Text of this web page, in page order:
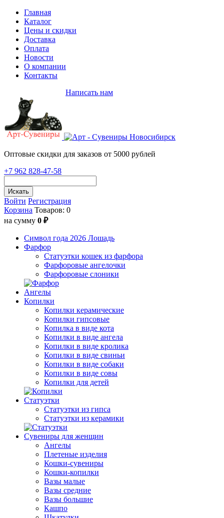
Главная
Каталог
Цены и скидки
Доставка
Оплата
Новости
О компании
Контакты
Написать нам
Оптовые скидки для заказов от 5000 рублей
+7 962 828-47-58
Искать
Войти Регистрация
Корзина Товаров: 0
на сумму 0 ₽
Символ года 2026 Лошадь
Фарфор
Статуэтки кошек из фарфора
Фарфоровые ангелочки
Фарфоровые слоники
Ангелы
Копилки
Копилки керамические
Копилки гипсовые
Копилка в виде кота
Копилки в виде ангела
Копилки в виде кролика
Копилки в виде свиньи
Копилки в виде собаки
Копилки в виде совы
Копилки для детей
Статуэтки
Статуэтки из гипса
Статуэтки из керамики
Сувениры для женщин
Ангелы
Плетеные изделия
Кошки-сувениры
Кошки-копилки
Вазы малые
Вазы средние
Вазы большие
Кашпо